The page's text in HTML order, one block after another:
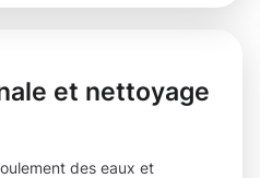
et nettoyage
des eaux et